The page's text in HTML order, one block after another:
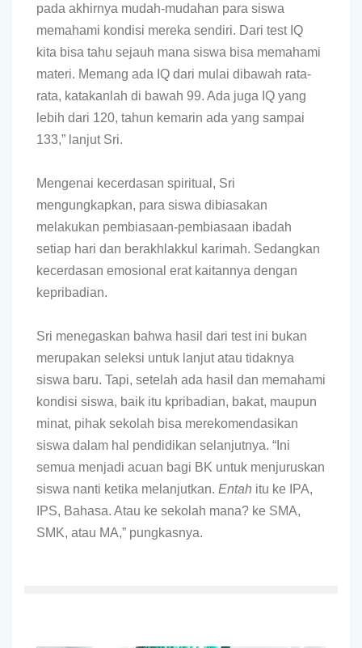
pada akhirnya mudah-mudahan para siswa
memahami kondisi mereka sendiri. Dari test IQ
kita bisa tahu sejauh mana siswa bisa memahami
materi. Memang ada IQ dari mulai dibawah rata-
rata, katakanlah di bawah 99. Ada juga IQ yang
lebih dari 120, tahun kemarin ada yang sampai
133,” lanjut Sri.
Mengenai kecerdasan spiritual, Sri
mengungkapkan, para siswa dibiasakan
melakukan pembiasaan-pembiasaan ibadah
setiap hari dan berakhlakkul karimah. Sedangkan
kecerdasan emosional erat kaitannya dengan
kepribadian.
Sri menegaskan bahwa hasil dari test ini bukan
merupakan seleksi untuk lanjut atau tidaknya
siswa baru. Tapi, setelah ada hasil dan memahami
kondisi siswa, baik itu kpribadian, bakat, maupun
minat, pihak sekolah bisa merekomendasikan
siswa dalam hal pendidikan selanjutnya. “Ini
semua menjadi acuan bagi BK untuk menjuruskan
siswa nanti ketika melanjutkan. Entah itu ke IPA,
IPS, Bahasa. Atau ke sekolah mana? ke SMA,
SMK, atau MA,” pungkasnya.